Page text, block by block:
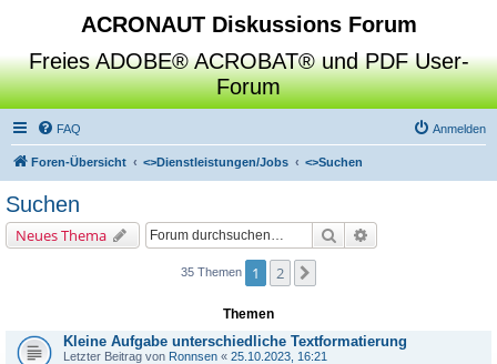
ACRONAUT Diskussions Forum
Freies ADOBE® ACROBAT® und PDF User-
Forum
FAQ Anmelden
Foren-Übersicht <>Dienstleistungen/Jobs <>Suchen
Suchen
Neues Thema Suche
35 Themen 1 2
Themen
Kleine Aufgabe unterschiedliche Textformatierung
Letzter Beitrag von Ronnsen « 25.10.2023, 16:21